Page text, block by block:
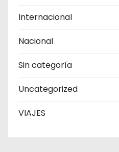
Internacional
Nacional
Sin categoría
Uncategorized
VIAJES